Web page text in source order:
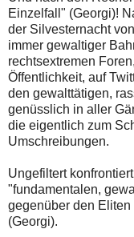
Einzelfall" (Georgi)!
der Silvesternacht
immer gewaltiger
rechtsextremen
Öffentlichkeit, auf
den gewalttätigen,
genüsslich in aller
die eigentlich zum
Umschreibungen.
Ungefiltert
"fundamentalen,
gegenüber den
(Georgi).